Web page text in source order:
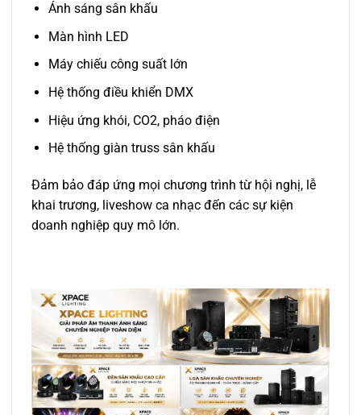
Ánh sáng sân khấu
Màn hình LED
Máy chiếu công suất lớn
Hệ thống điều khiển DMX
Hiệu ứng khói, CO2, pháo điện
Hệ thống giàn truss sân khấu
Đảm bảo đáp ứng mọi chương trình từ hội nghị, lễ
khai trương, liveshow ca nhạc đến các sự kiện
doanh nghiệp quy mô lớn.